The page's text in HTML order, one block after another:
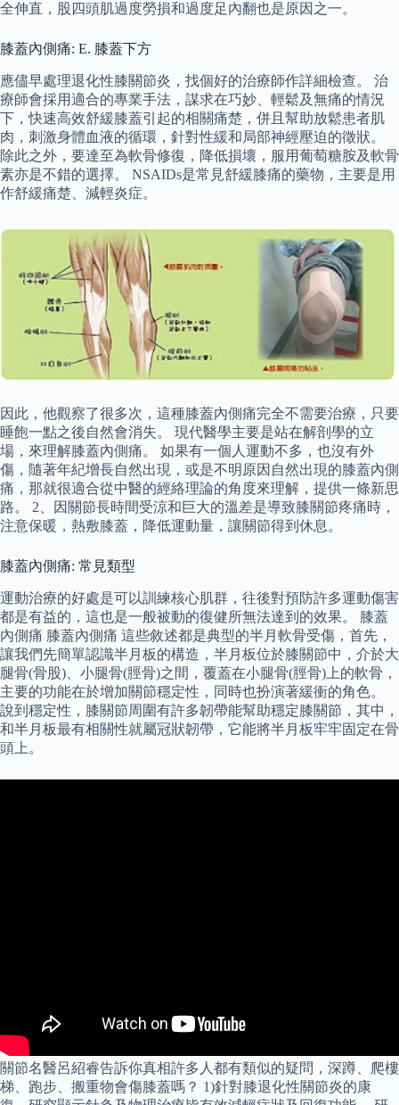
全伸直，股四頭肌過度勞損和過度足內翻也是原因之一。
膝蓋內側痛: E. 膝蓋下方
應儘早處理退化性膝關節炎，找個好的治療師作詳細檢查。 治
療師會採用適合的專業手法，謀求在巧妙、輕鬆及無痛的情況
下，快速高效舒緩膝蓋引起的相關痛楚，併且幫助放鬆患者肌
肉，刺激身體血液的循環，針對性緩和局部神經壓迫的徵狀。
除此之外，要達至為軟骨修復，降低損壞，服用葡萄糖胺及軟骨
素亦是不錯的選擇。 NSAIDs是常見舒緩膝痛的藥物，主要是用
作舒緩痛楚、減輕炎症。
因此，他觀察了很多次，這種膝蓋內側痛完全不需要治療，只要
睡飽一點之後自然會消失。 現代醫學主要是站在解剖學的立
場，來理解膝蓋內側痛。 如果有一個人運動不多，也沒有外
傷，隨著年紀增長自然出現，或是不明原因自然出現的膝蓋內側
痛，那就很適合從中醫的經絡理論的角度來理解，提供一條新思
路。 2、因關節長時間受涼和巨大的溫差是導致膝關節疼痛時，
注意保暖，熱敷膝蓋，降低運動量，讓關節得到休息。
膝蓋內側痛: 常見類型
運動治療的好處是可以訓練核心肌群，往後對預防許多運動傷害
都是有益的，這也是一般被動的復健所無法達到的效果。 膝蓋
內側痛 膝蓋內側痛 這些敘述都是典型的半月軟骨受傷，首先，
讓我們先簡單認識半月板的構造，半月板位於膝關節中，介於大
腿骨(骨股)、小腿骨(脛骨)之間，覆蓋在小腿骨(脛骨)上的軟骨，
主要的功能在於增加關節穩定性，同時也扮演著緩衝的角色。
說到穩定性，膝關節周圍有許多韌帶能幫助穩定膝關節，其中，
和半月板最有相關性就屬冠狀韌帶，它能將半月板牢牢固定在骨
頭上。
關節名醫呂紹睿告訴你真相許多人都有類似的疑問，深蹲、爬樓
梯、跑步、搬重物會傷膝蓋嗎？ 1)針對膝退化性關節炎的康